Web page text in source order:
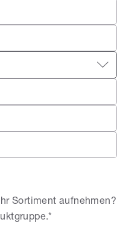
Sortiment aufnehmen?